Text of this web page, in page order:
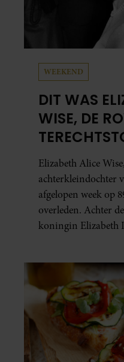
WEEKEND
DIT WAS
WISE, DE
DOOD VAN
Elizabeth Alice
achterkleindochter
afgelopen week op
overleden. Achter
koningin Elizabeth